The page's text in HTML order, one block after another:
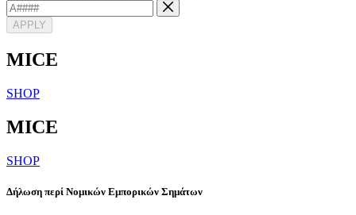
APPLY
MICE
SHOP
MICE
SHOP
Δήλωση περί Νομικών Εμπορικών Σημάτων